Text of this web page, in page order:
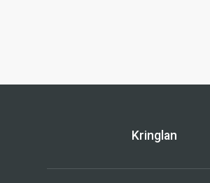
Kringlan